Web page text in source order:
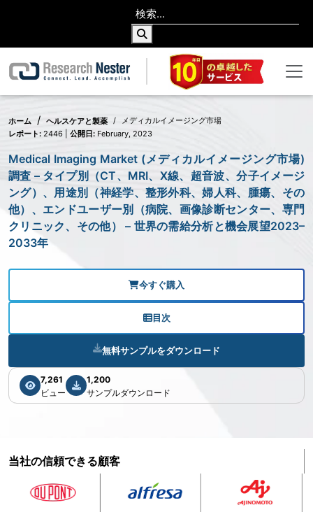
ホーム ヘルスケアと製薬
メディカルイメージング市場
レポート: 2446 | 公開日: February, 2023
Medical Imaging Market (メディカルイメージング市場)
調査 – タイプ別（CT、MRI、X線、超音波、分子イメージ
ング）、用途別（神経学、整形外科、婦人科、腫瘍、その
他）、エンドユーザー別（病院、画像診断センター、専門
クリニック、その他） – 世界の需給分析と機会展望2023–
2033年
今すぐ購入
目次
無料サンプルをダウンロード
7,261
ビュー
1,200
サンプルダウンロード
当社の信頼できる顧客